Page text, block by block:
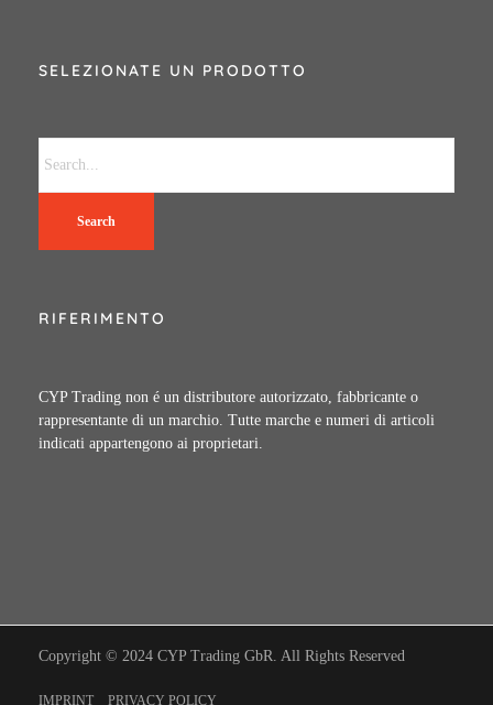
SELEZIONATE UN PRODOTTO
Search
RIFERIMENTO
CYP Trading non é un distributore autorizzato, fabbricante o
rappresentante di un marchio. Tutte marche e numeri di articoli
indicati appartengono ai proprietari.
Copyright © 2024 CYP Trading GbR. All Rights Reserved
IMPRINT PRIVACY POLICY